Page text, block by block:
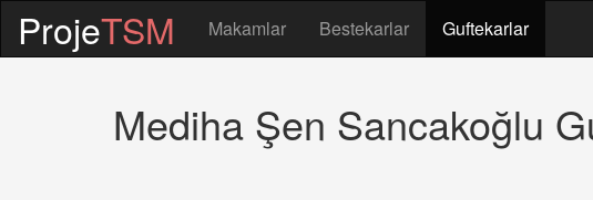
ProjeTSM Makamlar Bestekarlar Guftekarlar
Mediha Şen Sancakoğlu